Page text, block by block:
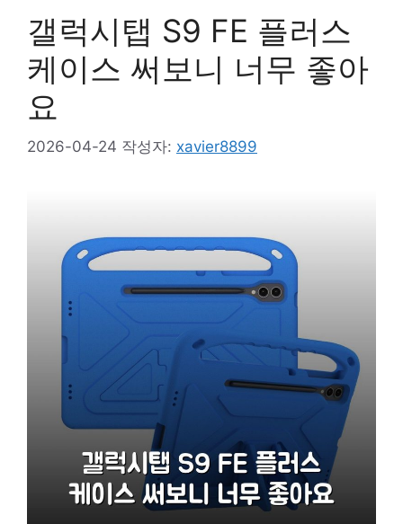
갤럭시탭 S9 FE 플러스
케이스 써보니 너무 좋아
요
2026-04-24 작성자: xavier8899